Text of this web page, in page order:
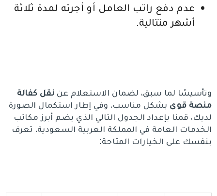
عدم دفع راتب العامل أو أجرته لمدة ثلاثة
أشهر متتالية.
وتأسيسًا لما سبق، لضمان الاستعلام عننقل كفالة
منصة قوى بشكل مناسب، وفي إطار استكمال الصورة
لديك، قمنا بإعداد الجدول التالي الذي يضم أبرز مكاتب
الخدمات العامة في المملكة العربية السعودية، تعرف
بنفسك على الخيارات المتاحة: